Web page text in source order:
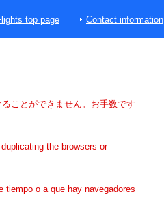
top page Contact information
ことができません。お手数です
the browsers or
tiempo o a que hay navegadores